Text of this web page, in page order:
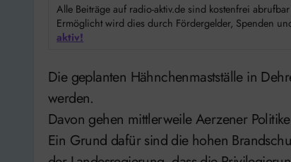
Alle Beiträge auf radio-aktiv.de sind kostenfrei
Ermöglicht wird dies durch Fördergelder, Spenden
aktiv!
Die geplanten Hähnchenmastställe in Dehrenberg können möglicherweise doch nicht gebaut
werden.
Davon gehen mittlerweile Aerzener
Ein Grund dafür sind die hohen